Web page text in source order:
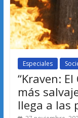
Especiales
“Kraven:
más
llega a las